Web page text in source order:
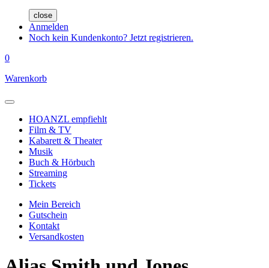
close
Anmelden
Noch kein Kundenkonto? Jetzt registrieren.
0
Warenkorb
HOANZL empfiehlt
Film & TV
Kabarett & Theater
Musik
Buch & Hörbuch
Streaming
Tickets
Mein Bereich
Gutschein
Kontakt
Versandkosten